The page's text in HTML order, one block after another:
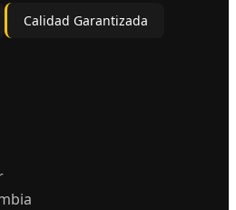
Calidad Garantizada